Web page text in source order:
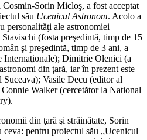
Cosmin-Sorin Micloş, a fost acceptat
său Ucenicul Astronom. Acolo a
personalităţi ale astronomiei
(fosta preşedintă, timp de 15
şi preşedintă, timp de 3 ani, a
Dimitrie Olenici (a
din ţară, iar în prezent este
Suceava); Vasile Decu (editor al
Walker (cercetător la National
din ţară şi străinătate, Sorin
pentru proiectul său „Ucenicul